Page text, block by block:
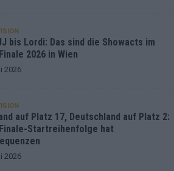
bis Lordi: Das sind die Showacts im
2026 in Wien
2026
auf Platz 17, Deutschland auf Platz 2:
Startreihenfolge hat
2026